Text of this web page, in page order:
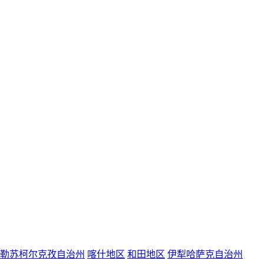
苏柯尔克孜自治州 喀什地区 和田地区 伊犁哈萨克自治州